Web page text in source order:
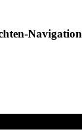
Navigation